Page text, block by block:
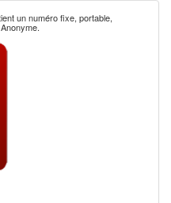
un numéro fixe, portable,